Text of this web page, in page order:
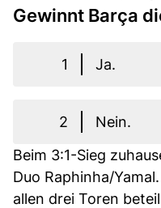
Gewinnt Barça
1 Ja.
2
Nein.
Beim 3:1-Sieg
Duo Raphinha/
allen drei Toren